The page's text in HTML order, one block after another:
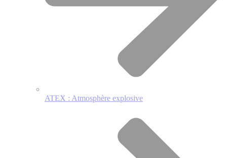
ATEX : Atmosphère explosive